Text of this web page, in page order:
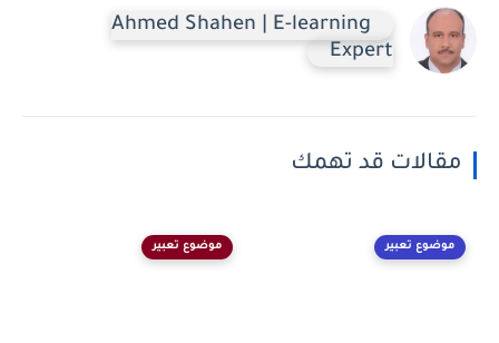
Ahmed Shahen | E-learning
Expert
مقالات قد تهمك
موضوع تعبير موضوع تعبير